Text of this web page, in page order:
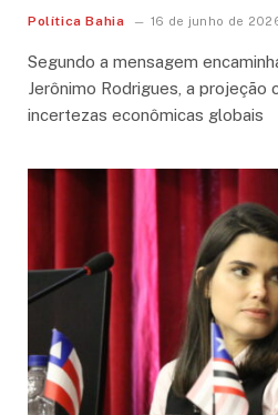
Política Bahia 16 de junho de
Segundo a mensagem
Jerônimo Rodrigues, a projeção
incertezas econômicas globais